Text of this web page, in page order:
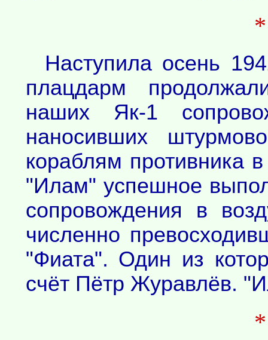
Наступила осень
плацдарм
наших Як-1
наносивших
кораблям противника
"Илам" успешное
сопровождения в
численно
"Фиата". Один из
счёт Пётр Журавлёв.